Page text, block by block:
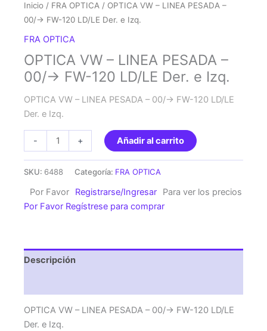
Inicio / FRA OPTICA / OPTICA VW – LINEA PESADA –
00/-> FW-120 LD/LE Der. e Izq.
FRA OPTICA
OPTICA VW – LINEA PESADA –
00/-> FW-120 LD/LE Der. e Izq.
OPTICA VW – LINEA PESADA – 00/-> FW-120 LD/LE
Der. e Izq.
-
VW
PESADA
-
FW-
120
Der.
e
Izq.
+ Añadir al carrito
SKU: 6488 Categoría: FRA OPTICA
Por Favor Registrarse/Ingresar
Para ver los precios
Por Favor Regístrese para comprar
Descripción
OPTICA VW – LINEA PESADA – 00/-> FW-120 LD/LE
Der. e Izq.